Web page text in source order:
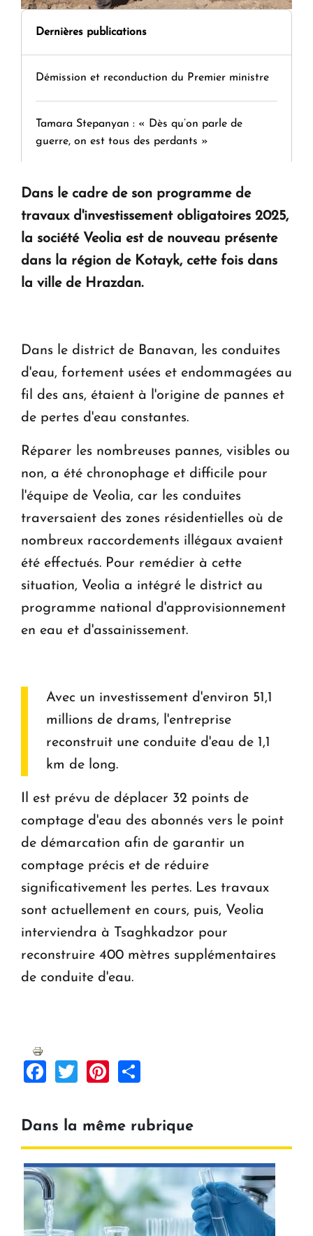
Dernières publications
Démission et reconduction du Premier ministre
Tamara Stepanyan : « Dès qu’on parle de
guerre, on est tous des perdants »
" Tant qu'il n'existe pas d'alternative concrète, la
KASA : 30 ans d'audace, de résilience et d'avenir
en Arménie
Dans le cadre de son programme de
travaux d'investissement obligatoires 2025,
la société Veolia est de nouveau présente
dans la région de Kotayk, cette fois dans
la ville de Hrazdan.
Dans le district de Banavan, les conduites
d'eau, fortement usées et endommagées au
fil des ans, étaient à l'origine de pannes et
de pertes d'eau constantes.
Réparer les nombreuses pannes, visibles ou
non, a été chronophage et difficile pour
l'équipe de Veolia, car les conduites
traversaient des zones résidentielles où de
nombreux raccordements illégaux avaient
été effectués. Pour remédier à cette
situation, Veolia a intégré le district au
programme national d'approvisionnement
en eau et d'assainissement.
Avec un investissement d'environ 51,1
millions de drams, l'entreprise
reconstruit une conduite d'eau de 1,1
km de long.
Il est prévu de déplacer 32 points de
comptage d'eau des abonnés vers le point
de démarcation afin de garantir un
comptage précis et de réduire
significativement les pertes. Les travaux
sont actuellement en cours, puis, Veolia
interviendra à Tsaghkadzor pour
reconstruire 400 mètres supplémentaires
de conduite d'eau.
Facebook
TwitterPinterest
Dans la même rubrique